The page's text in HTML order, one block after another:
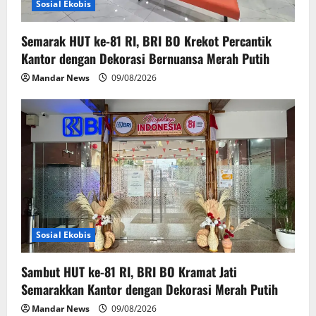
Sosial Ekobis
Semarak HUT ke-81 RI, BRI BO Krekot Percantik
Kantor dengan Dekorasi Bernuansa Merah Putih
Mandar News 09/08/2026
Sosial Ekobis
Sambut HUT ke-81 RI, BRI BO Kramat Jati
Semarakkan Kantor dengan Dekorasi Merah Putih
Mandar News 09/08/2026